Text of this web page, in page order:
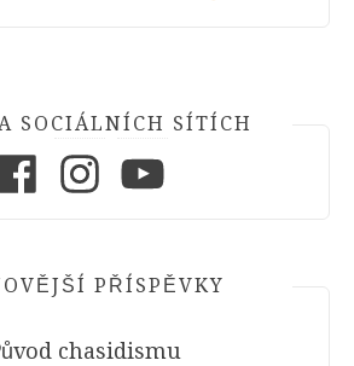
SOCIÁLNÍCH SÍTÍCH
PŘÍSPĚVKY
chasidismu